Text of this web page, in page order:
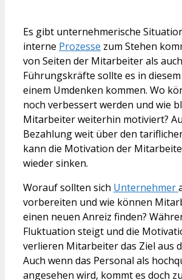
Es gibt unternehmerische
interne Prozesse zum Stehen
von Seiten der Mitarbeiter als
Führungskräfte sollte es in
einem Umdenken kommen. Wo
noch verbessert werden und wie
Mitarbeiter weiterhin motiviert?
Bezahlung weit über den
kann die Motivation der
wieder sinken.
Worauf sollten sich Unternehmer
vorbereiten und wie können
einen neuen Anreiz finden?
Fluktuation steigt und die
verlieren Mitarbeiter das Ziel aus
Auch wenn das Personal als
angesehen wird, kommt es doch